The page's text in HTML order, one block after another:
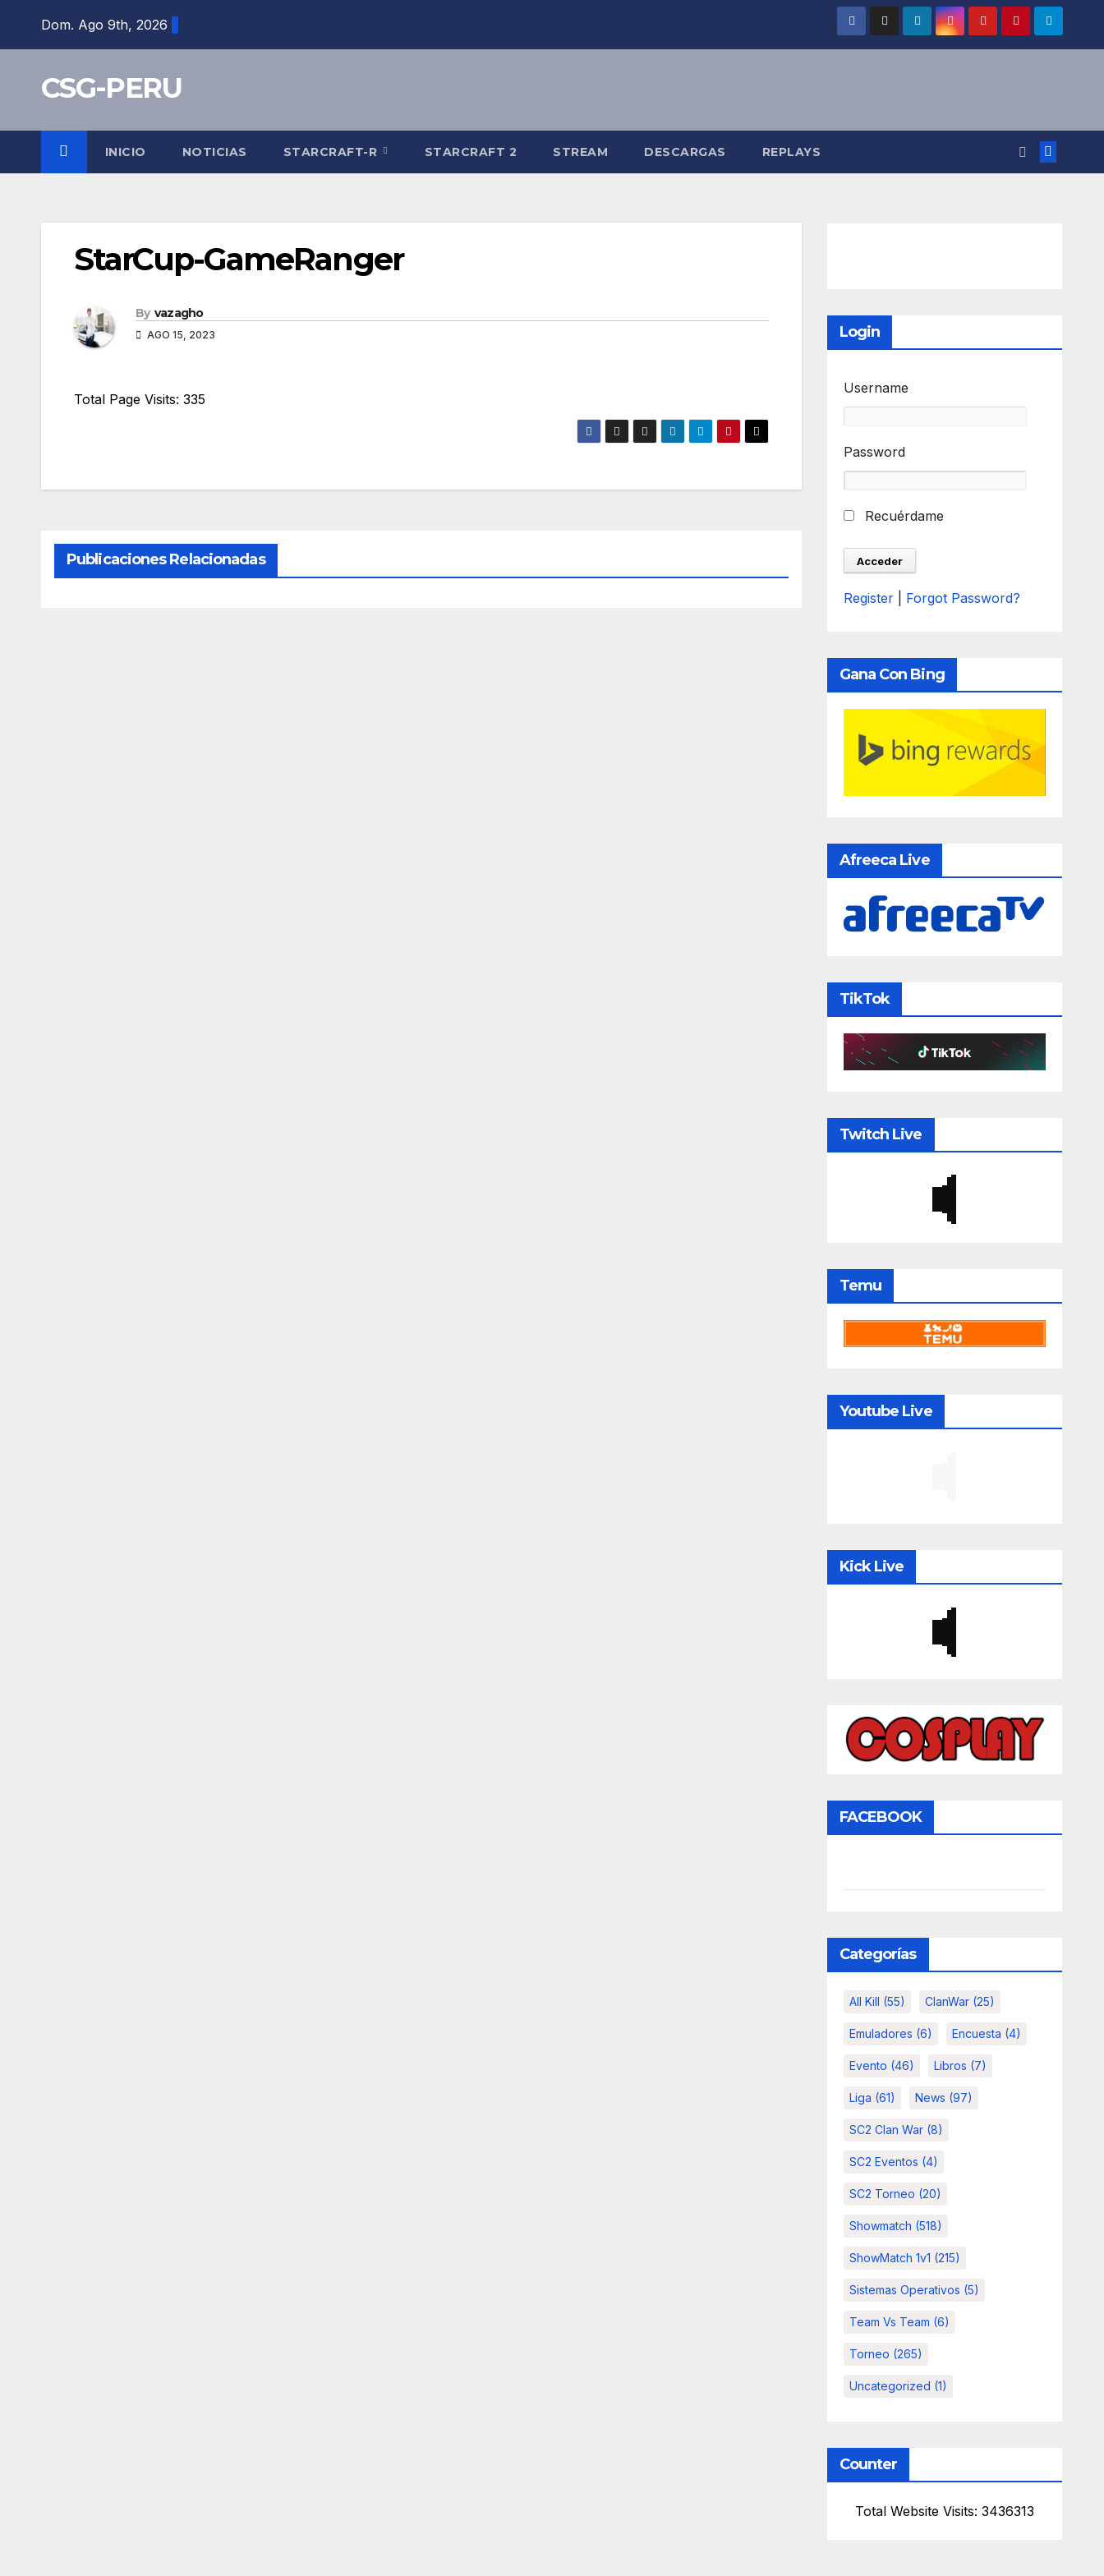
Dom. Ago 9th, 2026
CSG-PERU
INICIO NOTICIAS STARCRAFT-R STARCRAFT 2 STREAM DESCARGAS REPLAYS
StarCup-GameRanger
By vazagho
AGO 15, 2023
Total Page Visits: 335
Publicaciones Relacionadas
Login
Username
Password
Recuérdame
Register Forgot Password?
Gana Con Bing
Afreeca Live
TikTok
Twitch Live
Temu
Youtube Live
Kick Live
FACEBOOK
Categorías
All Kill (55) ClanWar(25)
Emuladores (6) Encuesta (4)
Evento (46) Libros (7)
Liga (61) News (97)
SC2 Clan War(8)
SC2 Eventos (4)
SC2 Torneo (20)
Showmatch (518)
ShowMatch 1v1 (215)
Sistemas Operativos (5)
Team Vs Team (6)
Torneo (265)
Uncategorized (1)
Counter
Total Website Visits: 3436313